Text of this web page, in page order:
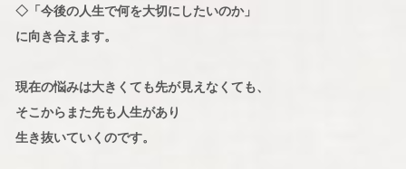
◇「今後の人生で何を大切にしたいのか」
に向き合えます。
現在の悩みは大きくても先が見えなくても、
そこからまた先も人生があり
生き抜いていくのです。